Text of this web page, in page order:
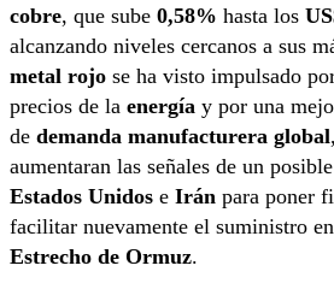
cobre, que sube 0,58% hasta los
alcanzando niveles cercanos a sus
metal rojo se ha visto impulsado
precios de la energía y por una
de demanda manufacturera global
aumentaran las señales de un
Estados Unidos e Irán para poner
facilitar nuevamente el suministro
Estrecho de Ormuz.